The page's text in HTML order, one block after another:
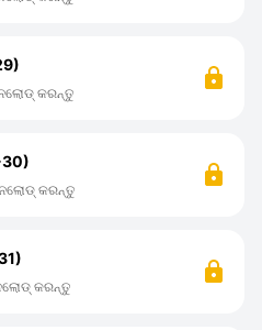
କରନ୍ତୁ
କରନ୍ତୁ
କରନ୍ତୁ